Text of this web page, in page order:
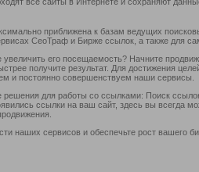
приближена к базам ведущих
СеоТраф и Бирже ссылок, а также для
увеличить его посещаемость? Начните
получите результат. Для достижения
и постоянно совершенствуем наши сервисы.
решения для работы со ссылками: Поиск
ссылки на ваш сайт, здесь вы всегда
наших сервисов и обеспечьте рост вашего